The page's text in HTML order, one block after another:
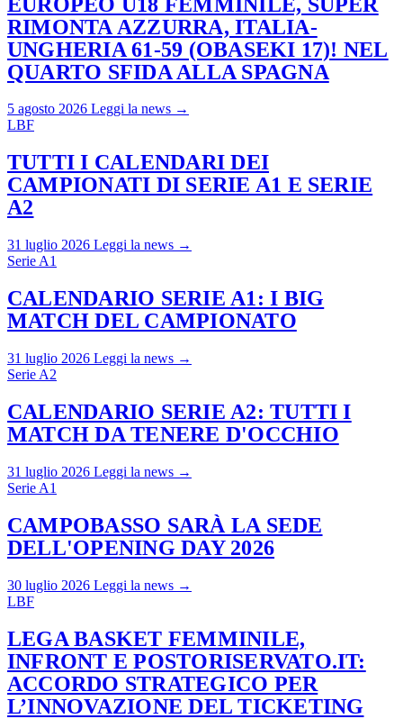
RIMONTA AZZURRA, ITALIA-
UNGHERIA 61-59 (OBASEKI 17)! NEL
QUARTO SFIDA ALLA SPAGNA
5 agosto 2026 Leggi la news →
LBF
TUTTI I CALENDARI DEI
CAMPIONATI DI SERIE A1 E SERIE
A2
31 luglio 2026 Leggi la news →
Serie A1
CALENDARIO SERIE A1: I BIG
MATCH DEL CAMPIONATO
31 luglio 2026 Leggi la news →
Serie A2
CALENDARIO SERIE A2: TUTTI I
MATCH DA TENERE D'OCCHIO
31 luglio 2026 Leggi la news →
Serie A1
CAMPOBASSO SARÀ LA SEDE
DELL'OPENING DAY 2026
30 luglio 2026 Leggi la news →
LBF
LEGA BASKET FEMMINILE,
INFRONT E POSTORISERVATO.IT:
ACCORDO STRATEGICO PER
L’INNOVAZIONE DEL TICKETING